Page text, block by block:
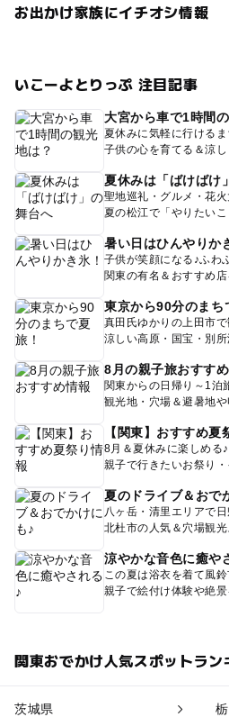
お出かけ家族にイチオシ情報
いこーよとりっぷ 注目記事
大宮から車で1時間
夏休みに気軽に行けるま
子供の心を育てる＆涼
夏休みは「ばけばけ
聖地巡礼・グルメ・花火
夏の松江で「やりたい
暑い日はひんやりか
子供が笑顔になる♪ふわ
関東の有名＆おすすめ
東京から90分のまち
真田氏ゆかりの上田市
涼しい高原・国宝・別
8月の親子旅おすす
関東からの日帰り～1泊
観光地・穴場＆避暑地や
【関東】おすすめ夏
8月＆夏休みに楽しめる♪
親子で行きたいお祭り
夏のドライブ＆おで
八ヶ岳・清里エリアで日
北杜市の人気＆穴場観
涼やかな音色に癒や
この夏は浴衣を着て風鈴
親子で絵付け体験や絶景
関東おでかけ人気スポットラン
茨城県